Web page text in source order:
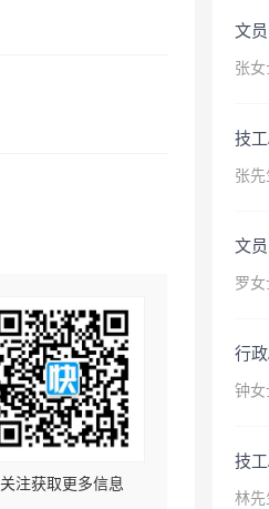
关注获取更多信息
文员
张女
技
张先
文员
罗女
行
钟女
技
林先